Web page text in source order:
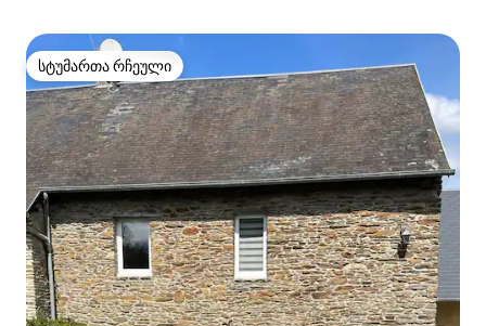
სტუმართა რჩეული
სტუმართა რჩეული